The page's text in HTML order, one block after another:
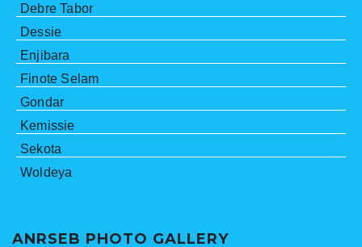
Debre Tabor
Dessie
Enjibara
Finote Selam
Gondar
Kemissie
Sekota
Woldeya
ANRSEB PHOTO GALLERY